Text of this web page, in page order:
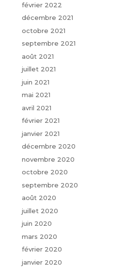
février 2022
décembre 2021
octobre 2021
septembre 2021
août 2021
juillet 2021
juin 2021
mai 2021
avril 2021
février 2021
janvier 2021
décembre 2020
novembre 2020
octobre 2020
septembre 2020
août 2020
juillet 2020
juin 2020
mars 2020
février 2020
janvier 2020